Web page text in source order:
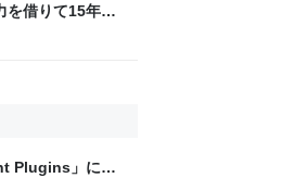
を借りて15年ぶ
。復活記念で
Plugins」に